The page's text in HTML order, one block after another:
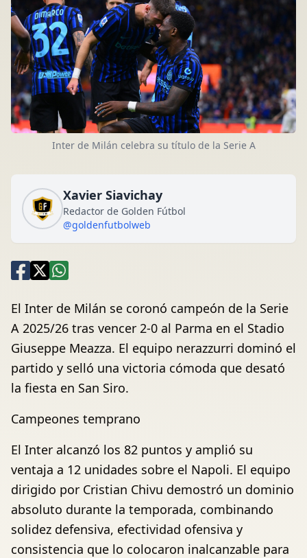
Inter de Milán celebra su título de la Serie A
Xavier Siavichay
Redactor de Golden Fútbol
@goldenfutbolweb
El Inter de Milán se coronó campeón de la Serie
A 2025/26 tras vencer 2-0 al Parma en el Stadio
Giuseppe Meazza. El equipo nerazzurri dominó el
partido y selló una victoria cómoda que desató
la fiesta en San Siro.
Campeones temprano
El Inter alcanzó los 82 puntos y amplió su
ventaja a 12 unidades sobre el Napoli. El equipo
dirigido por Cristian Chivu demostró un dominio
absoluto durante la temporada, combinando
solidez defensiva, efectividad ofensiva y
consistencia que lo colocaron inalcanzable para